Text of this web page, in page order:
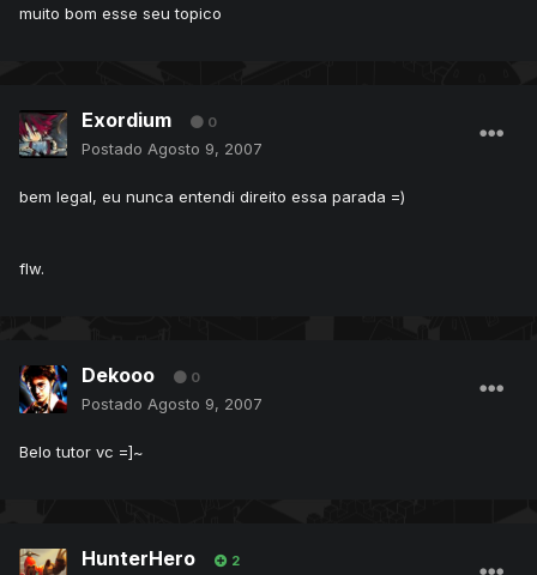
muito bom esse seu topico
Exordium 0
Postado Agosto 9, 2007
bem legal, eu nunca entendi direito essa parada =)
flw.
Dekooo 0
Postado Agosto 9, 2007
Belo tutor vc =]~
HunterHero 2